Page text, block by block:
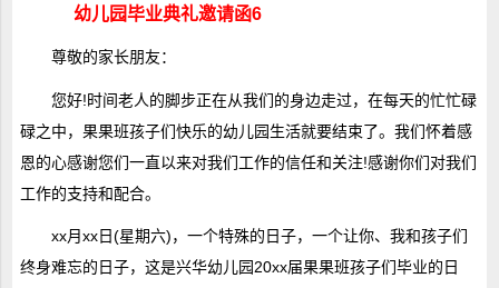
幼儿园毕业典礼邀请函6
尊敬的家长朋友：
您好!时间老人的脚步正在从我们的身边走过，在每天的忙忙碌
碌之中，果果班孩子们快乐的幼儿园生活就要结束了。我们怀着感
恩的心感谢您们一直以来对我们工作的信任和关注!感谢你们对我们
工作的支持和配合。
xx月xx日(星期六)，一个特殊的日子，一个让你、我和孩子们
终身难忘的日子，这是兴华幼儿园20xx届果果班孩子们毕业的日